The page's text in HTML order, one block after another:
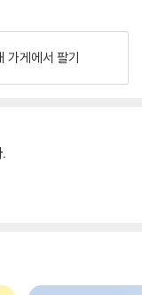
가게에서 팔기